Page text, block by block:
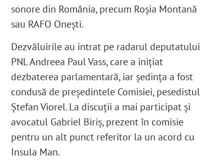
sonore din România, precum Roșia Montană
sau RAFO Onești.
Dezvăluirile au intrat pe radarul deputatului
PNL Andreea Paul Vass, care a inițiat
dezbaterea parlamentară, iar ședința a fost
condusă de președintele Comisiei, pesedistul
Ștefan Viorel. La discuții a mai participat și
avocatul Gabriel Biriș, prezent în comisie
pentru un alt punct referitor la un acord cu
Insula Man.